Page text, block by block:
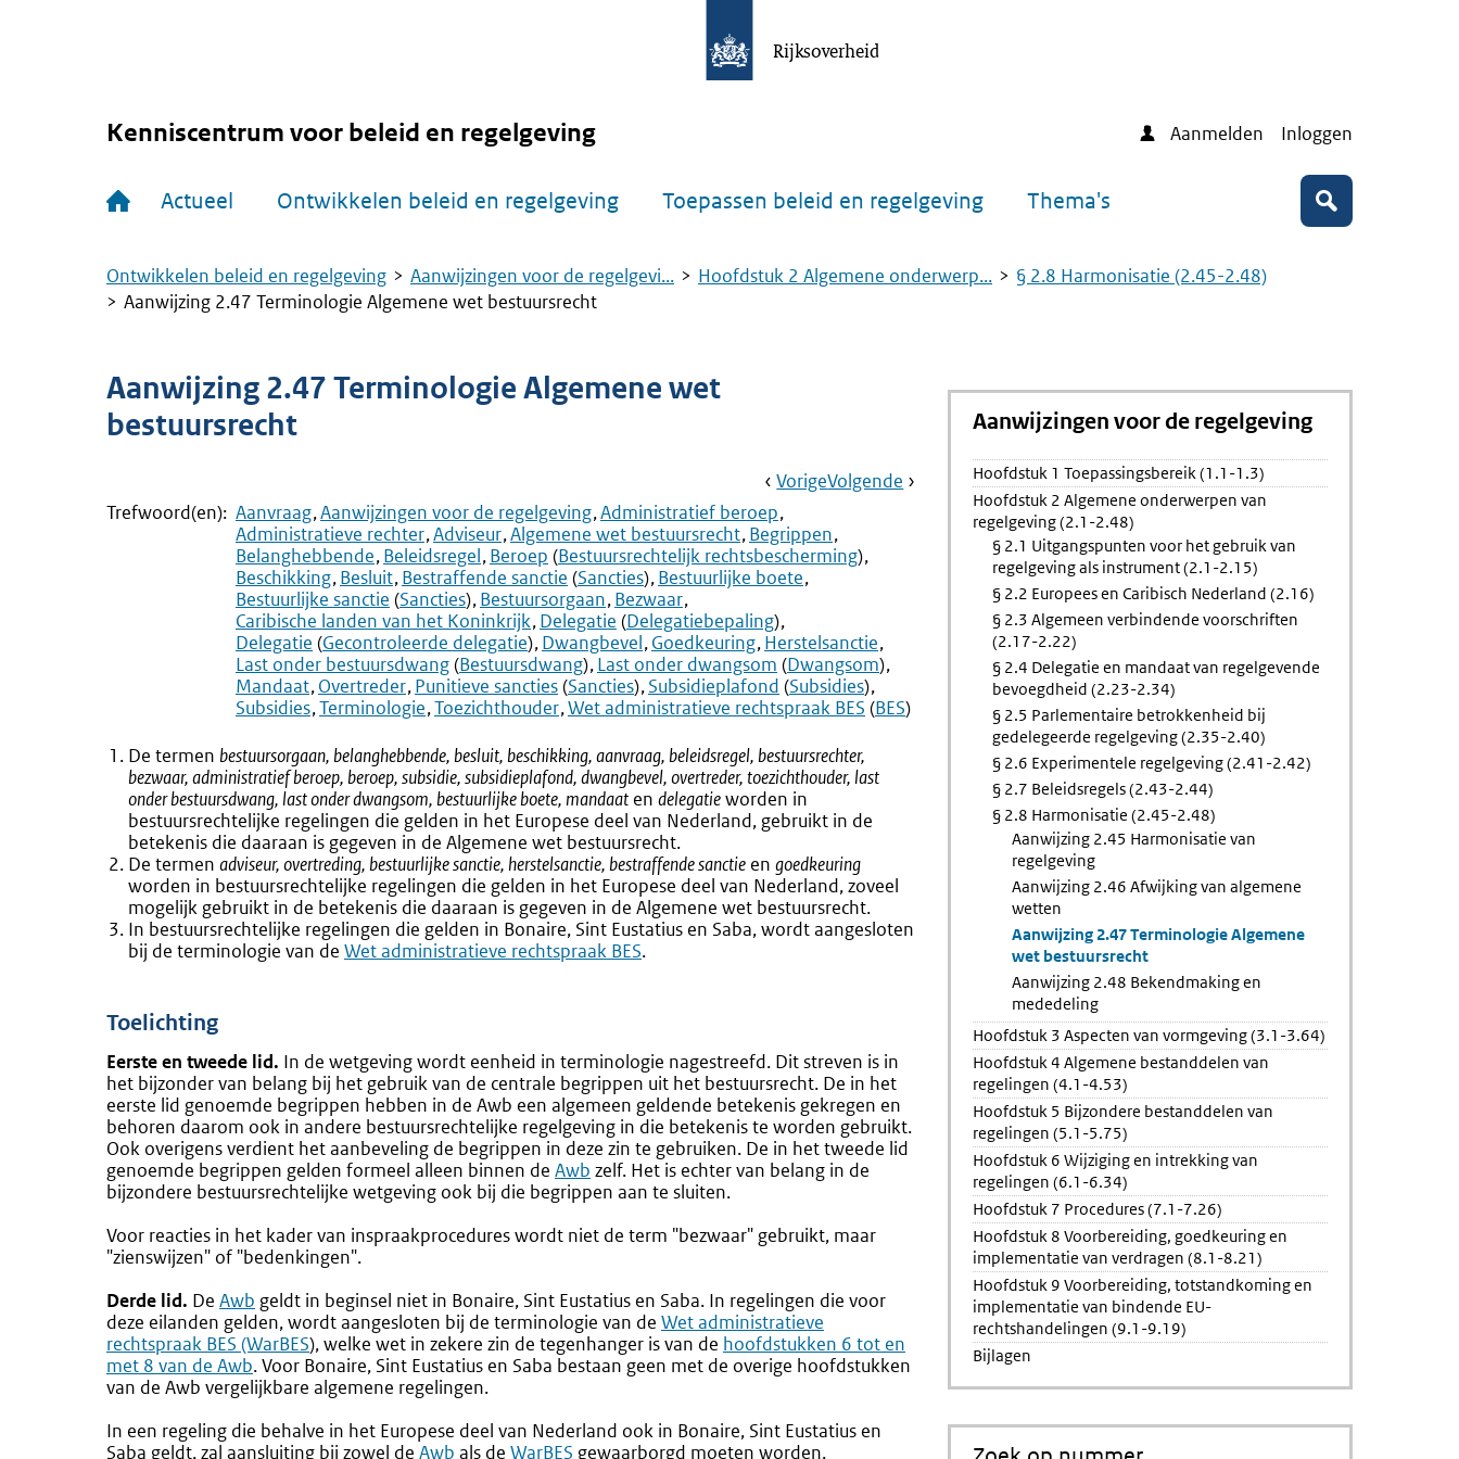
Rijksoverheid
Kenniscentrum voor beleid en regelgeving Aanmelden Inloggen
Actueel Ontwikkelen beleid en regelgeving Toepassen beleid en regelgeving Thema's Zoeken
Kruimelpad
Ontwikkelen beleid en regelgeving Aanwijzingen voor de regelgevi... Hoofdstuk 2 Algemene onderwerp...
§ 2.8 Harmonisatie (2.45-2.48)
Aanwijzing 2.47 Terminologie Algemene wet bestuursrecht
Aanwijzing 2.47 Terminologie Algemene wet
bestuursrecht
Book
Navigation
Ga
VorigePagina:
Afwijking
Van
Ga
Volgende Pagina:
Aanwijzing
Bekendmaking
Mededeling
Trefwoord(en): Aanvraag Aanwijzingen voor de regelgeving Administratief beroep
Administratieve rechter Adviseur Algemene wet bestuursrecht Begrippen
Belanghebbende Beleidsregel Beroep (Bestuursrechtelijk rechtsbescherming)
Beschikking Besluit Bestraffende sanctie (Sancties) Bestuurlijke boete
Bestuurlijke sanctie (Sancties) Bestuursorgaan Bezwaar
Caribische landen van het Koninkrijk Delegatie (Delegatiebepaling)
Delegatie (Gecontroleerde delegatie) Dwangbevel Goedkeuring Herstelsanctie
Last onder bestuursdwang(Bestuursdwang) Last onder dwangsom (Dwangsom)
Mandaat Overtreder Punitieve sancties(Sancties) Subsidieplafond (Subsidies)
Subsidies Terminologie Toezichthouder Wet administratieve rechtspraak BES (BES)
De termen bestuursorgaan, belanghebbende, besluit, beschikking, aanvraag, beleidsregel, bestuursrechter,
bezwaar, administratief beroep, beroep, subsidie, subsidieplafond, dwangbevel, overtreder, toezichthouder, last
onder bestuursdwang, last onder dwangsom, bestuurlijke boete, mandaat en delegatieworden in
bestuursrechtelijke regelingen die gelden in het Europese deel van Nederland, gebruikt in de
betekenis die daaraan is gegeven in de Algemene wet bestuursrecht.
De termen adviseur, overtreding, bestuurlijke sanctie, herstelsanctie, bestraffende sanctie en goedkeuring
worden in bestuursrechtelijke regelingen die gelden in het Europese deel van Nederland, zoveel
mogelijk gebruikt in de betekenis die daaraan is gegeven in de Algemene wet bestuursrecht.
In bestuursrechtelijke regelingen die gelden in Bonaire, Sint Eustatius en Saba, wordt aangesloten
bij de terminologie van de Externe
Wet administratieve rechtspraak BES.
Toelichting
Eerste en tweede lid. In de wetgeving wordt eenheid in terminologie nagestreefd. Dit streven is in
het bijzonder van belang bij het gebruik van de centrale begrippen uit het bestuursrecht. De in het
eerste lid genoemde begrippen hebben in de Awb een algemeen geldende betekenis gekregen en
behoren daarom ook in andere bestuursrechtelijke regelgeving in die betekenis te worden gebruikt.
Ook overigens verdient het aanbeveling de begrippen in deze zin te gebruiken. De in het tweede lid
genoemde begrippen gelden formeel alleen binnen de Externe
link:
Awb zelf. Het is echter van belang in de
bijzondere bestuursrechtelijke wetgeving ook bij die begrippen aan te sluiten.
Voor reacties in het kader van inspraakprocedures wordt niet de term "bezwaar" gebruikt, maar
"zienswijzen" of "bedenkingen".
Derde lid. De Externe
link:
Awb geldt in beginsel niet in Bonaire, Sint Eustatius en Saba. In regelingen die voor
deze eilanden gelden, wordt aangesloten bij de terminologie van de Externe
link:
Wet administratieve
rechtspraak BES (WarBES), welke wet in zekere zin de tegenhanger is van de Externe
link:
hoofdstukken 6 tot en
met 8 van de Awb. Voor Bonaire, Sint Eustatius en Saba bestaan geen met de overige hoofdstukken
van de Awb vergelijkbare algemene regelingen.
In een regeling die behalve in het Europese deel van Nederland ook in Bonaire, Sint Eustatius en
Saba geldt, zal aansluiting bij zowel de Externe
Awb als de Externe
WarBES gewaarborgd moeten worden.
Aanwijzingen voor de regelgeving
Hoofdstuk 1 Toepassingsbereik (1.1-1.3)
Hoofdstuk 2 Algemene onderwerpen van
regelgeving (2.1-2.48)
§ 2.1 Uitgangspunten voor het gebruik van
regelgeving als instrument (2.1-2.15)
§ 2.2 Europees en Caribisch Nederland (2.16)
§ 2.3 Algemeen verbindende voorschriften
(2.17-2.22)
§ 2.4 Delegatie en mandaat van regelgevende
bevoegdheid (2.23-2.34)
§ 2.5 Parlementaire betrokkenheid bij
gedelegeerde regelgeving (2.35-2.40)
§ 2.6 Experimentele regelgeving (2.41-2.42)
§ 2.7 Beleidsregels (2.43-2.44)
§ 2.8 Harmonisatie (2.45-2.48)
Aanwijzing 2.45 Harmonisatie van
regelgeving
Aanwijzing 2.46 Afwijking van algemene
wetten
Aanwijzing 2.47 Terminologie Algemene
wet bestuursrecht
Aanwijzing 2.48 Bekendmaking en
mededeling
Hoofdstuk 3 Aspecten van vormgeving (3.1-3.64)
Hoofdstuk 4 Algemene bestanddelen van
regelingen (4.1-4.53)
Hoofdstuk 5 Bijzondere bestanddelen van
regelingen (5.1-5.75)
Hoofdstuk 6 Wijziging en intrekking van
regelingen (6.1-6.34)
Hoofdstuk 7 Procedures (7.1-7.26)
Hoofdstuk 8 Voorbereiding, goedkeuring en
implementatie van verdragen (8.1-8.21)
Hoofdstuk 9 Voorbereiding, totstandkoming en
implementatie van bindende EU-
rechtshandelingen (9.1-9.19)
Bijlagen